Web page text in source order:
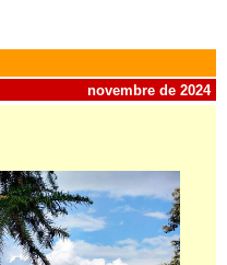
novembre de 2024